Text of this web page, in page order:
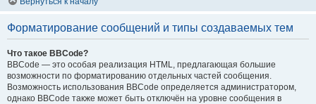
Форматирование сообщений и типы создаваемых тем
Что такое BBCode?
BBCode — это особая реализация HTML, предлагающая большие
возможности по форматированию отдельных частей сообщения.
Возможность использования BBCode определяется администратором,
однако BBCode также может быть отключён на уровне сообщения в